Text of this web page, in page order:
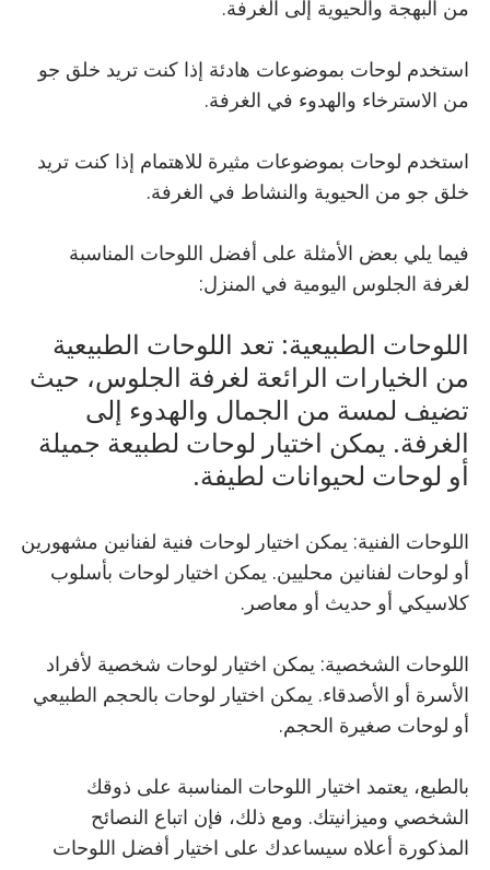
من البهجة والحيوية إلى الغرفة.
استخدم لوحات بموضوعات هادئة إذا كنت تريد خلق جو
من الاسترخاء والهدوء في الغرفة.
استخدم لوحات بموضوعات مثيرة للاهتمام إذا كنت تريد
خلق جو من الحيوية والنشاط في الغرفة.
فيما يلي بعض الأمثلة على أفضل اللوحات المناسبة
لغرفة الجلوس اليومية في المنزل:
اللوحات الطبيعية: تعد اللوحات الطبيعية
من الخيارات الرائعة لغرفة الجلوس، حيث
تضيف لمسة من الجمال والهدوء إلى
الغرفة. يمكن اختيار لوحات لطبيعة جميلة
أو لوحات لحيوانات لطيفة.
اللوحات الفنية: يمكن اختيار لوحات فنية لفنانين مشهورين
أو لوحات لفنانين محليين. يمكن اختيار لوحات بأسلوب
كلاسيكي أو حديث أو معاصر.
اللوحات الشخصية: يمكن اختيار لوحات شخصية لأفراد
الأسرة أو الأصدقاء. يمكن اختيار لوحات بالحجم الطبيعي
أو لوحات صغيرة الحجم.
بالطبع، يعتمد اختيار اللوحات المناسبة على ذوقك
الشخصي وميزانيتك. ومع ذلك، فإن اتباع النصائح
المذكورة أعلاه سيساعدك على اختيار أفضل اللوحات